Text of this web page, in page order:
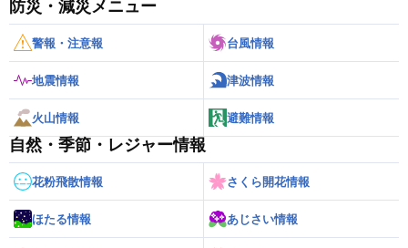
防災・減災メニュー
警報・注意報 台風情報
地震情報 津波情報
火山情報 避難情報
自然・季節・レジャー情報
花粉飛散情報 さくら開花情報
ほたる情報 あじさい情報